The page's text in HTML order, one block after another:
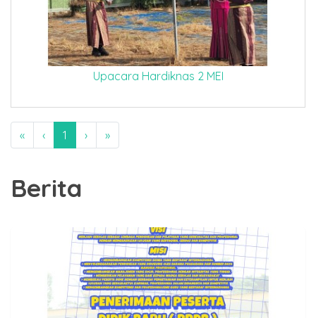
Upacara Hardiknas 2 MEI
« ‹ 1 › »
Berita